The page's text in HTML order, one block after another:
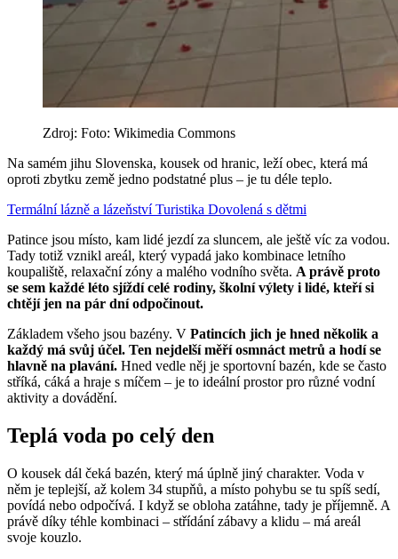
Zdroj: Foto: Wikimedia Commons
Na samém jihu Slovenska, kousek od hranic, leží obec, která má
oproti zbytku země jedno podstatné plus – je tu déle teplo.
Termální lázně a lázeňstvíTuristika Dovolená s dětmi
Patince jsou místo, kam lidé jezdí za sluncem, ale ještě víc za vodou.
Tady totiž vznikl areál, který vypadá jako kombinace letního
koupaliště, relaxační zóny a malého vodního světa. A právě proto
se sem každé léto sjíždí celé rodiny, školní výlety i lidé, kteří si
chtějí jen na pár dní odpočinout.
Základem všeho jsou bazény. V Patincích jich je hned několik a
každý má svůj účel. Ten nejdelší měří osmnáct metrů a hodí se
hlavně na plavání. Hned vedle něj je sportovní bazén, kde se často
stříká, cáká a hraje s míčem – je to ideální prostor pro různé vodní
aktivity a dovádění.
Teplá voda po celý den
O kousek dál čeká bazén, který má úplně jiný charakter. Voda v
něm je teplejší, až kolem 34 stupňů, a místo pohybu se tu spíš sedí,
povídá nebo odpočívá. I když se obloha zatáhne, tady je příjemně. A
právě díky téhle kombinaci – střídání zábavy a klidu – má areál
svoje kouzlo.